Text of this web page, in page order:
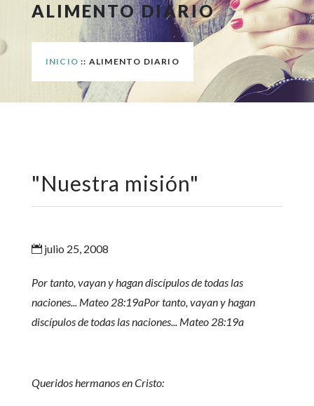
ALIMENTO DIARIO
INICIO :: ALIMENTO DIARIO
"Nuestra misión"
julio 25, 2008
Por tanto, vayan y hagan discípulos de todas las
naciones... Mateo 28:19aPor tanto, vayan y hagan
discípulos de todas las naciones... Mateo 28:19a
Queridos hermanos en Cristo: